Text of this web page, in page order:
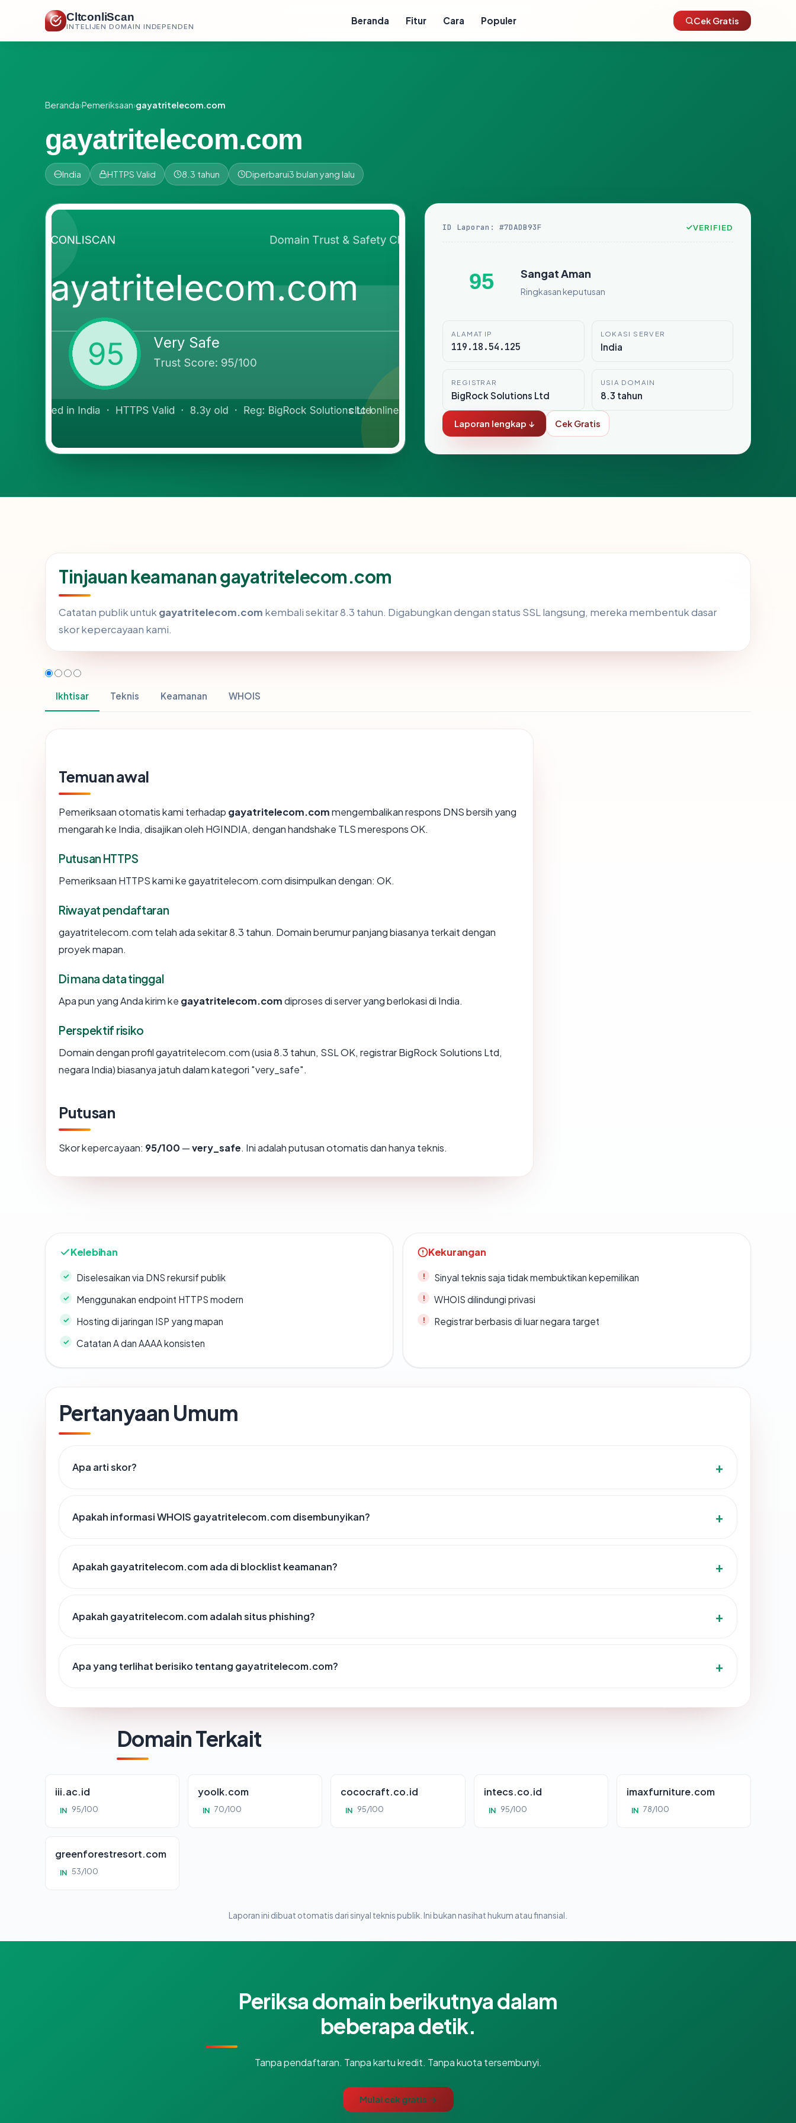
CltconliScan
INTELIJEN DOMAIN INDEPENDEN
Beranda Fitur Cara Populer Cek Gratis
Beranda›Pemeriksaan›gayatritelecom.com
gayatritelecom.com
India HTTPS Valid 8.3 tahun Diperbarui3 bulan yang lalu
ID Laporan: #7DADB93F VERIFIED
95 Sangat Aman
Ringkasan keputusan
ALAMAT IP
119.18.54.125
LOKASI SERVER
India
REGISTRAR
BigRock Solutions Ltd
USIA DOMAIN
8.3 tahun
Laporan lengkap ↓ Cek Gratis
Tinjauan keamanan gayatritelecom.com
Catatan publik untuk gayatritelecom.com kembali sekitar 8.3 tahun. Digabungkan dengan status SSL langsung, mereka membentuk dasar
skor kepercayaan kami.
Ikhtisar Teknis Keamanan WHOIS
Temuan awal
Pemeriksaan otomatis kami terhadap gayatritelecom.commengembalikan respons DNS bersih yang
mengarah ke India, disajikan oleh HGINDIA, dengan handshake TLS merespons OK.
Putusan HTTPS
Pemeriksaan HTTPS kami ke gayatritelecom.com disimpulkan dengan: OK.
Riwayat pendaftaran
gayatritelecom.com telah ada sekitar 8.3 tahun. Domain berumur panjang biasanya terkait dengan
proyek mapan.
Di mana data tinggal
Apa pun yang Anda kirim ke gayatritelecom.comdiproses di server yang berlokasi di India.
Perspektif risiko
Domain dengan profil gayatritelecom.com (usia 8.3 tahun, SSL OK, registrar BigRock Solutions Ltd,
negara India) biasanya jatuh dalam kategori "very_safe".
Putusan
Skor kepercayaan: 95/100 —very_safe. Ini adalah putusan otomatis dan hanya teknis.
Kelebihan
Diselesaikan via DNS rekursif publik
Menggunakan endpoint HTTPS modern
Hosting di jaringan ISP yang mapan
Catatan A dan AAAA konsisten
Kekurangan
Sinyal teknis saja tidak membuktikan kepemilikan
WHOIS dilindungi privasi
Registrar berbasis di luar negara target
Pertanyaan Umum
Apa arti skor?
Apakah informasi WHOIS gayatritelecom.com disembunyikan?
Apakah gayatritelecom.com ada di blocklist keamanan?
Apakah gayatritelecom.com adalah situs phishing?
Apa yang terlihat berisiko tentang gayatritelecom.com?
Domain Terkait
iii.ac.id
IN 95/100
yoolk.com
IN 70/100
cococraft.co.id
IN 95/100
intecs.co.id
IN 95/100
imaxfurniture.com
IN 78/100
greenforestresort.com
IN 53/100
Laporan ini dibuat otomatis dari sinyal teknis publik. Ini bukan nasihat hukum atau finansial.
Periksa domain berikutnya dalam
beberapa detik.
Tanpa pendaftaran. Tanpa kartu kredit. Tanpa kuota tersembunyi.
Mulai cek gratis →